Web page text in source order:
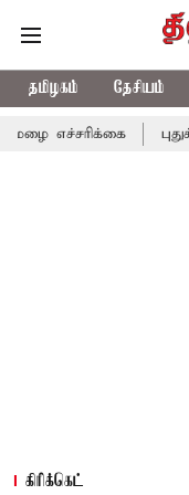
தமிழகம் தேசியம்
புதுச்சேரி
கிரிக்கெட்